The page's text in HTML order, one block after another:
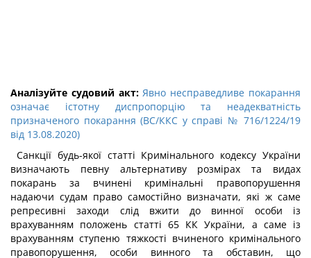
Аналізуйте судовий акт:Явно несправедливе покарання
означає істотну диспропорцію та неадекватність
призначеного покарання (ВС/ККС у справі № 716/1224/19
від 13.08.2020)
Санкції будь-якої статті Кримінального кодексу України
визначають певну альтернативу розмірах та видах
покарань за вчинені кримінальні правопорушення
надаючи судам право самостійно визначати, які ж саме
репресивні заходи слід вжити до винної особи із
врахуванням положень статті 65 КК України, а саме із
врахуванням ступеню тяжкості вчиненого кримінального
правопорушення, особи винного та обставин, що